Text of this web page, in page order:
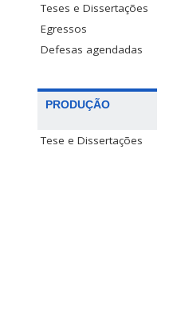
Teses e Dissertações
Egressos
Defesas agendadas
PRODUÇÃO
Tese e Dissertações